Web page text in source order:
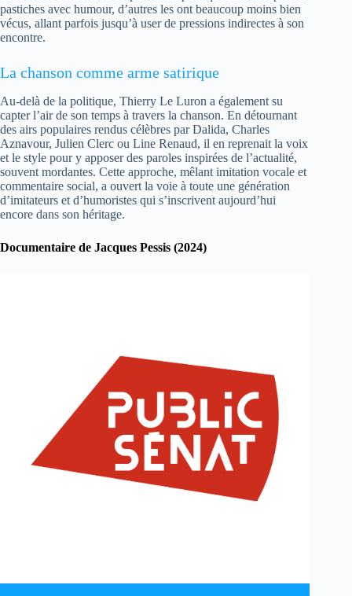
pastiches avec humour, d’autres les ont beaucoup moins bien
vécus, allant parfois jusqu’à user de pressions indirectes à son
encontre.
La chanson comme arme satirique
Au-delà de la politique, Thierry Le Luron a également su
capter l’air de son temps à travers la chanson. En détournant
des airs populaires rendus célèbres par Dalida, Charles
Aznavour, Julien Clerc ou Line Renaud, il en reprenait la voix
et le style pour y apposer des paroles inspirées de l’actualité,
souvent mordantes. Cette approche, mêlant imitation vocale et
commentaire social, a ouvert la voie à toute une génération
d’imitateurs et d’humoristes qui s’inscrivent aujourd’hui
encore dans son héritage.
Documentaire de Jacques Pessis (2024)